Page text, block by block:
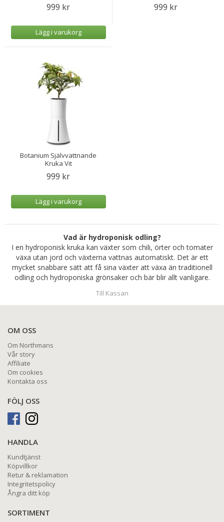
999 kr
Lägg i varukorg
999 kr
Botanium Självvattnande
Kruka Vit
999 kr
Lägg i varukorg
Vad är hydroponisk odling?
I en hydroponisk kruka kan växter som chili, örter och tomater
växa utan jord och växterna vattnas automatiskt. Det är ett
mycket snabbare sätt att få sina växter att växa än traditionell
odling och hydroponiska grönsaker och bär blir allt vanligare.
Till Kassan
OM OSS
Om Northmans
Vår story
Affiliate
Om cookies
Kontakta oss
FÖLJ OSS
HANDLA
Kundtjänst
Köpvillkor
Retur & reklamation
Integritetspolicy
Ångra ditt köp
SORTIMENT